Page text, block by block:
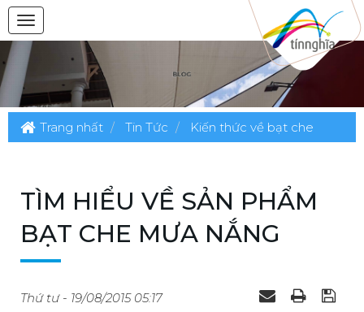
Trang nhất Tin Tức Kiến thức về bạt che
TÌM HIỂU VỀ SẢN PHẨM
BẠT CHE MƯA NẮNG
Thứ tư - 19/08/2015 05:17